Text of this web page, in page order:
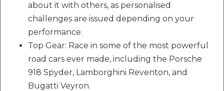
about it with others, as personalised
challenges are issued depending on your
performance.
Top Gear: Race in some of the most powerful
road cars ever made, including the Porsche
918 Spyder, Lamborghini Reventon, and
Bugatti Veyron.